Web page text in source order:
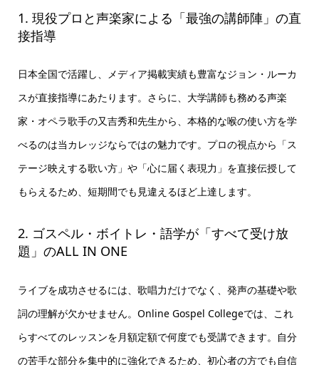
1. 現役プロと声楽家による「最強の講師陣」の直
接指導
日本全国で活躍し、メディア掲載実績も豊富なジョン・ルーカ
スが直接指導にあたります。さらに、大学講師も務める声楽
家・オペラ歌手の又吉秀和先生から、本格的な喉の使い方を学
べるのは当カレッジならではの魅力です。プロの視点から「ス
テージ映えする歌い方」や「心に届く表現力」を直接伝授して
もらえるため、短期間でも見違えるほど上達します。
2. ゴスペル・ボイトレ・語学が「すべて受け放
題」のALL IN ONE
ライブを成功させるには、歌唱力だけでなく、発声の基礎や歌
詞の理解が欠かせません。Online Gospel Collegeでは、これ
らすべてのレッスンを月額定額で何度でも受講できます。自分
の苦手な部分を集中的に強化できるため、初心者の方でも自信